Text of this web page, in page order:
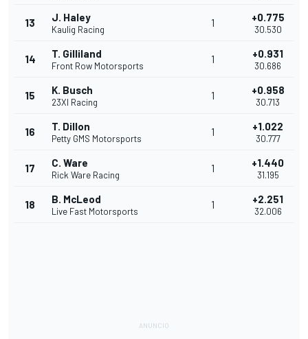
13 J. Haley
Kaulig Racing
1 +0.775
30.530
14 T. Gilliland
Front Row Motorsports
1 +0.931
30.686
15 K. Busch
23XI Racing
1 +0.958
30.713
16 T. Dillon
Petty GMS Motorsports
1 +1.022
30.777
17 C. Ware
Rick Ware Racing
1 +1.440
31.195
18 B. McLeod
Live Fast Motorsports
1 +2.251
32.006